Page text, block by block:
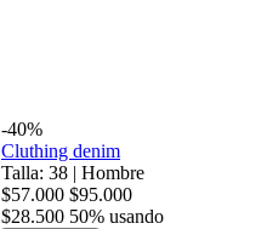
-40%
Cluthing denim
Talla: 38 | Hombre
$57.000 $95.000
$28.500 50% usando